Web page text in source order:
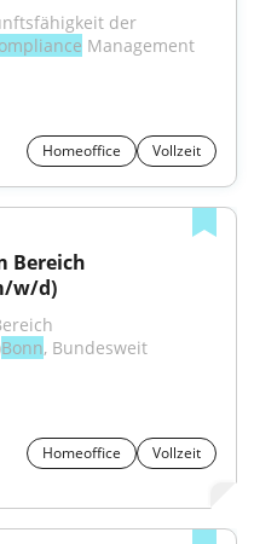
der
Management
Homeoffice Vollzeit
Bereich
w/d)
Bonn, Bundesweit
Homeoffice
Vollzeit